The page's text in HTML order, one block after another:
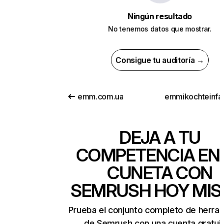
Ningún resultado
No tenemos datos que mostrar.
Consigue tu auditoría →
emm.com.ua
DEJA A TU
COMPETENCIA
CUNETA CON
SEMRUSH HOY
Prueba el conjunto completo de